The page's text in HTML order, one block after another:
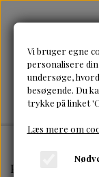
Forside
Vi bruger egne
personalisere
undersøge,
besøgende. Du
trykke på linket
Læs mere om